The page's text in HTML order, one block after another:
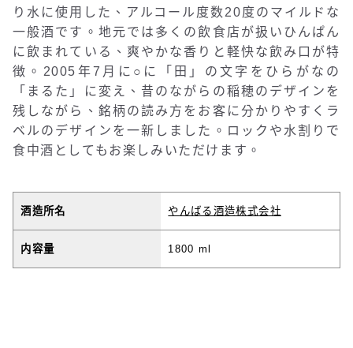
り水に使用した、アルコール度数20度のマイルドな
一般酒です。地元では多くの飲食店が扱いひんぱん
に飲まれている、爽やかな香りと軽快な飲み口が特
徴。2005年7月に○に「田」の文字をひらがなの
「まるた」に変え、昔のながらの稲穂のデザインを
残しながら、銘柄の読み方をお客に分かりやすくラ
ベルのデザインを一新しました。ロックや水割りで
食中酒としてもお楽しみいただけます。
酒造所名 やんばる酒造株式会社
内容量 1800 ml